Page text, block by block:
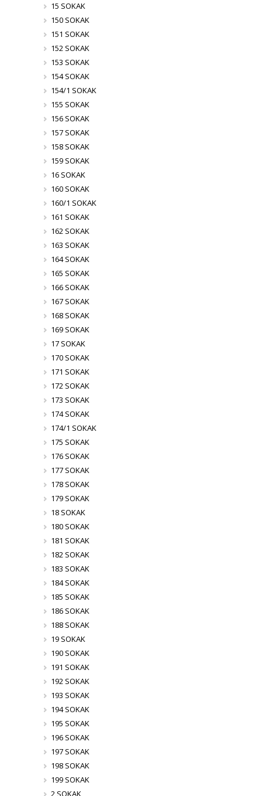
15 SOKAK
150 SOKAK
151 SOKAK
152 SOKAK
153 SOKAK
154 SOKAK
154/1 SOKAK
155 SOKAK
156 SOKAK
157 SOKAK
158 SOKAK
159 SOKAK
16 SOKAK
160 SOKAK
160/1 SOKAK
161 SOKAK
162 SOKAK
163 SOKAK
164 SOKAK
165 SOKAK
166 SOKAK
167 SOKAK
168 SOKAK
169 SOKAK
17 SOKAK
170 SOKAK
171 SOKAK
172 SOKAK
173 SOKAK
174 SOKAK
174/1 SOKAK
175 SOKAK
176 SOKAK
177 SOKAK
178 SOKAK
179 SOKAK
18 SOKAK
180 SOKAK
181 SOKAK
182 SOKAK
183 SOKAK
184 SOKAK
185 SOKAK
186 SOKAK
188 SOKAK
19 SOKAK
190 SOKAK
191 SOKAK
192 SOKAK
193 SOKAK
194 SOKAK
195 SOKAK
196 SOKAK
197 SOKAK
198 SOKAK
199 SOKAK
2 SOKAK